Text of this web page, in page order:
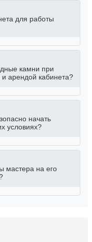
для работы
камни при
арендой кабинета?
начать
условиях?
мастера на его